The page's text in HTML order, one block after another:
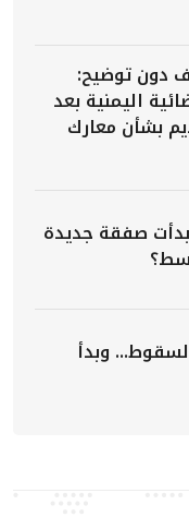
دون توضيح:
اليمنية بعد
بشأن معارك
صفقة جديدة
وبدأ